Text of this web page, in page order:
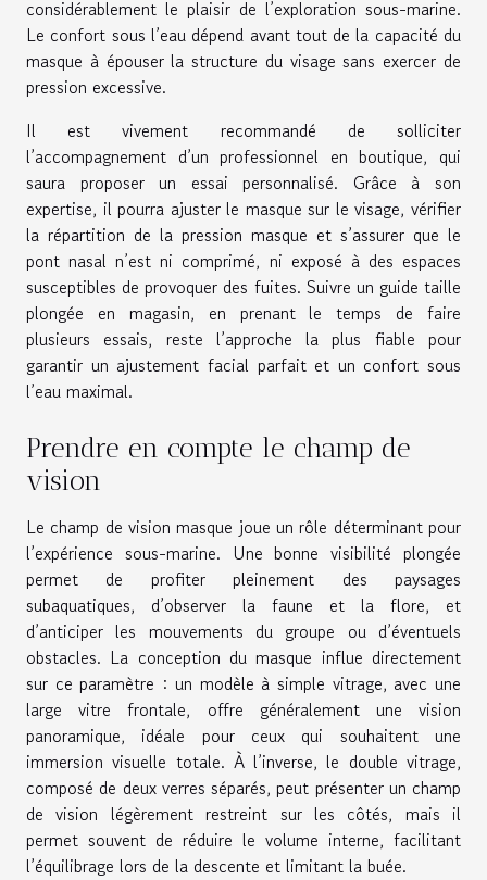
considérablement le plaisir de l’exploration sous-marine.
Le confort sous l’eau dépend avant tout de la capacité du
masque à épouser la structure du visage sans exercer de
pression excessive.
Il est vivement recommandé de solliciter
l’accompagnement d’un professionnel en boutique, qui
saura proposer un essai personnalisé. Grâce à son
expertise, il pourra ajuster le masque sur le visage, vérifier
la répartition de la pression masque et s’assurer que le
pont nasal n’est ni comprimé, ni exposé à des espaces
susceptibles de provoquer des fuites. Suivre un guide taille
plongée en magasin, en prenant le temps de faire
plusieurs essais, reste l’approche la plus fiable pour
garantir un ajustement facial parfait et un confort sous
l’eau maximal.
Prendre en compte le champ de
vision
Le champ de vision masque joue un rôle déterminant pour
l’expérience sous-marine. Une bonne visibilité plongée
permet de profiter pleinement des paysages
subaquatiques, d’observer la faune et la flore, et
d’anticiper les mouvements du groupe ou d’éventuels
obstacles. La conception du masque influe directement
sur ce paramètre : un modèle à simple vitrage, avec une
large vitre frontale, offre généralement une vision
panoramique, idéale pour ceux qui souhaitent une
immersion visuelle totale. À l’inverse, le double vitrage,
composé de deux verres séparés, peut présenter un champ
de vision légèrement restreint sur les côtés, mais il
permet souvent de réduire le volume interne, facilitant
l’équilibrage lors de la descente et limitant la buée.